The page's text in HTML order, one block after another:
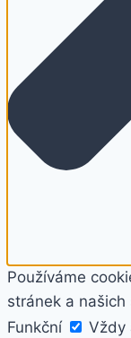
Používáme
stránek a našich
Funkční
Vždy